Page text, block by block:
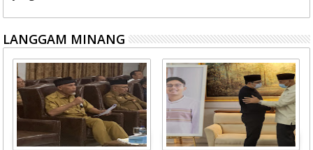
LANGGAM MINANG